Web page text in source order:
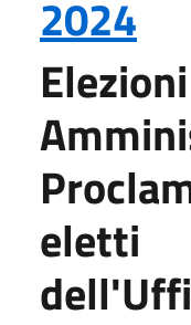
2024
Elezioni